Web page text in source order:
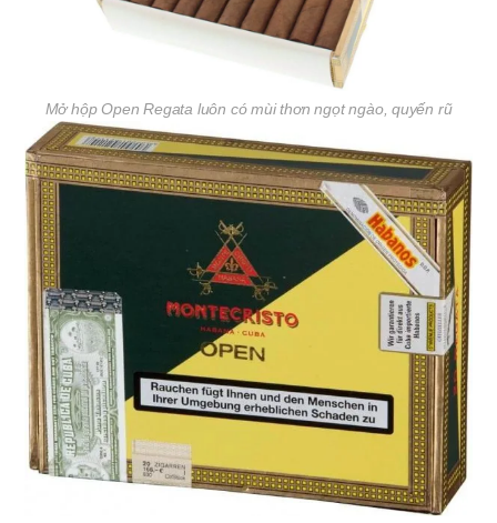
Mở hộp Open Regata luôn có mùi thơn ngọt ngào, quyến rũ